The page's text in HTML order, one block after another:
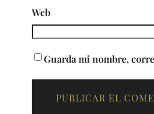
Web
Guarda mi nombre,